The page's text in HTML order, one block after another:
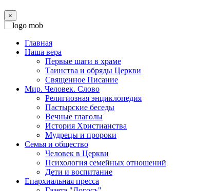
×
Главная
Наша вера
Первые шаги в храме
Таинства и обряды Церкви
Священное Писание
Мир. Человек. Слово
Религиозная энциклопедия
Пастырские беседы
Вечные глаголы
История Христианства
Мудрецы и пророки
Семья и общество
Человек в Церкви
Психология семейных отношений
Дети и воспитание
Епархиальная пресса